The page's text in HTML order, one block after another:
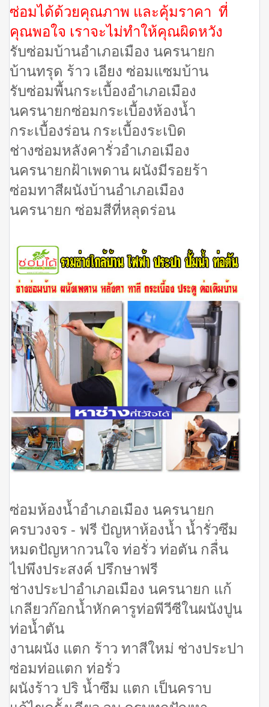
ซ่อมได้ด้วยคุณภาพ และคุ้มราคา ที่
คุณพอใจ เราจะไม่ทำให้คุณผิดหวัง
รับซ่อมบ้านอำเภอเมือง นครนายก
บ้านทรุด ร้าว เอียง ซ่อมแซมบ้าน
รับซ่อมพื้นกระเบื้องอำเภอเมือง
นครนายกซ่อมกระเบื้องห้องน้ำ
กระเบื้องร่อน กระเบื้องระเบิด
ช่างซ่อมหลังคารั่วอำเภอเมือง
นครนายกฝ้าเพดาน ผนังมีรอยร้า
ซ่อมทาสีผนังบ้านอำเภอเมือง
นครนายก ซ่อมสีที่หลุดร่อน
ซ่อมห้องน้ำอำเภอเมือง นครนายก
ครบวงจร - ฟรี ปัญหาห้องน้ำ น้ำรั่วซึม
หมดปัญหากวนใจ ท่อรั่ว ท่อตัน กลื่น
ไปพึงประสงค์ ปรึกษาฟรี
ช่างประปาอำเภอเมือง นครนายก แก้
เกลียวก๊อกน้ำหักคารูท่อพีวีซีในผนังปูน
ท่อน้ำตัน
งานผนัง แตก ร้าว ทาสีใหม่ ช่างประปา
ซ่อมท่อแตก ท่อรั่ว
ผนังร้าว ปริ น้ำซึม แตก เป็นคราบ